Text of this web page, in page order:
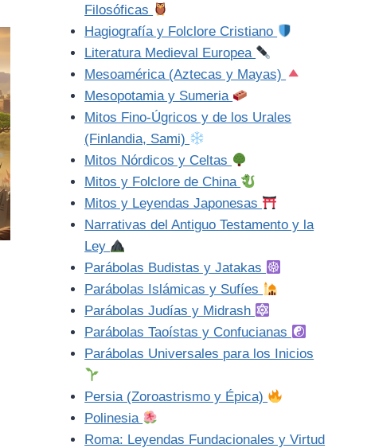
Filosóficas
Hagiografía y Folclore Cristiano
Literatura Medieval Europea
Mesoamérica (Aztecas y Mayas)
Mesopotamia y Sumeria
Mitos Fino-Úgricos y de los Urales
(Finlandia, Sami)
Mitos Nórdicos y Celtas
Mitos y Folclore de China
Mitos y Leyendas Japonesas
Narrativas del Antiguo Testamento y la
Ley
Parábolas Budistas y Jatakas
Parábolas Islámicas y Sufíes
Parábolas Judías y Midrash
Parábolas Taoístas y Confucianas
Parábolas Universales para los Inicios
Persia (Zoroastrismo y Épica)
Polinesia
Roma: Leyendas Fundacionales y Virtud